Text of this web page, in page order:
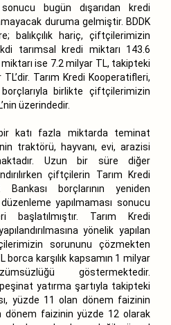
bugün dışarıdan kredi
duruma gelmiştir. BDDK
balıkçılık hariç, çiftçilerimizin
tarımsal kredi miktarı 143.6
ise 7.2 milyar TL, takipteki
Tarım Kredi Kooperatifleri,
birlikte çiftçilerimizin
üzerindedir.
bir katı fazla miktarda teminat
traktörü, hayvanı, evi, arazisi
Uzun bir süre diğer
çiftçilerin Tarım Kredi
borçlarının yeniden
düzenleme yapılmaması sonucu
Tarım Kredi
yönelik yapılan
sorununu çözmekten
borca karşılık kapsamın 1 milyar
göstermektedir.
yatırma şartıyla takipteki
yüzde 11 olan dönem faizinin
faizinin yüzde 12 olarak